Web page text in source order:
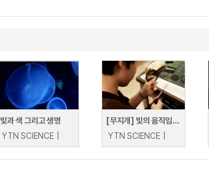
빛과 색 그리고 생명
YTN SCIENCE |
[무지개] 빛의 움직임, 편광을 이해하라
YTN SCIENCE |